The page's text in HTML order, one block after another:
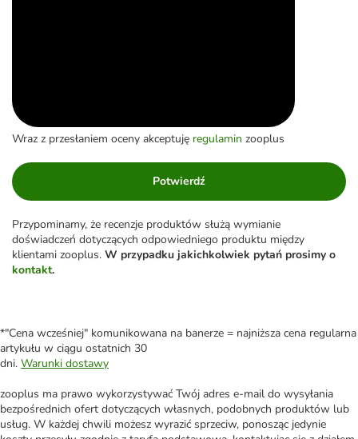
Wraz z przesłaniem oceny akceptuję regulamin zooplus
Potwierdź
Przypominamy, że recenzje produktów służą wymianie
doświadczeń dotyczących odpowiedniego produktu między
klientami zooplus. W przypadku jakichkolwiek pytań prosimy o
kontakt.
*"Cena wcześniej" komunikowana na banerze = najniższa cena regularna
artykułu w ciągu ostatnich 30
dni. Warunki dostawy
zooplus ma prawo wykorzystywać Twój adres e-mail do wysyłania
bezpośrednich ofert dotyczących własnych, podobnych produktów lub
usług. W każdej chwili możesz wyrazić sprzeciw, ponosząc jedynie